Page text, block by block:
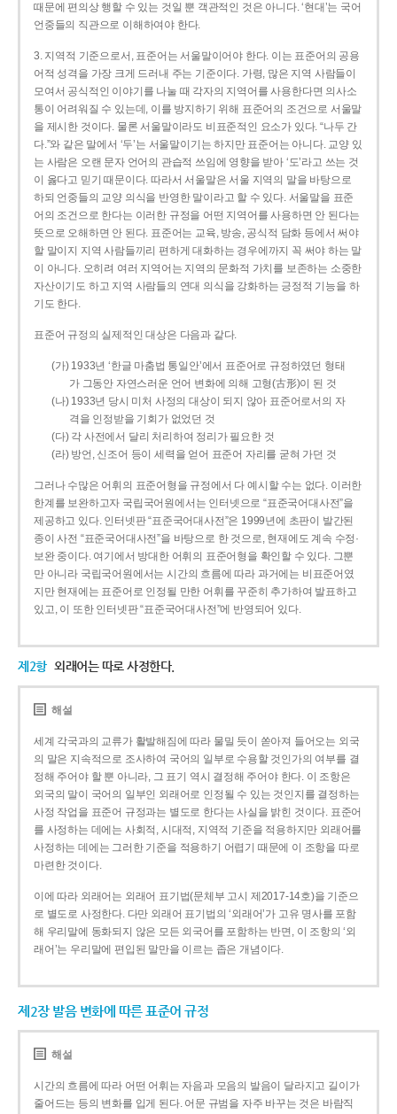
때문에 편의상 행할 수 있는 것일 뿐 객관적인 것은 아니다. ‘현대’는 국어
언중들의 직관으로 이해하여야 한다.
3. 지역적 기준으로서, 표준어는 서울말이어야 한다. 이는 표준어의 공용
어적 성격을 가장 크게 드러내 주는 기준이다. 가령, 많은 지역 사람들이
모여서 공식적인 이야기를 나눌 때 각자의 지역어를 사용한다면 의사소
통이 어려워질 수 있는데, 이를 방지하기 위해 표준어의 조건으로 서울말
을 제시한 것이다. 물론 서울말이라도 비표준적인 요소가 있다. “나두 간
다.”와 같은 말에서 ‘두’는 서울말이기는 하지만 표준어는 아니다. 교양 있
는 사람은 오랜 문자 언어의 관습적 쓰임에 영향을 받아 ‘도’라고 쓰는 것
이 옳다고 믿기 때문이다. 따라서 서울말은 서울 지역의 말을 바탕으로
하되 언중들의 교양 의식을 반영한 말이라고 할 수 있다. 서울말을 표준
어의 조건으로 한다는 이러한 규정을 어떤 지역어를 사용하면 안 된다는
뜻으로 오해하면 안 된다. 표준어는 교육, 방송, 공식적 담화 등에서 써야
할 말이지 지역 사람들끼리 편하게 대화하는 경우에까지 꼭 써야 하는 말
이 아니다. 오히려 여러 지역어는 지역의 문화적 가치를 보존하는 소중한
자산이기도 하고 지역 사람들의 연대 의식을 강화하는 긍정적 기능을 하
기도 한다.
표준어 규정의 실제적인 대상은 다음과 같다.
(가) 1933년 ‘한글 마춤법 통일안’에서 표준어로 규정하였던 형태
가 그동안 자연스러운 언어 변화에 의해 고형(古形)이 된 것
(나) 1933년 당시 미처 사정의 대상이 되지 않아 표준어로서의 자
격을 인정받을 기회가 없었던 것
(다) 각 사전에서 달리 처리하여 정리가 필요한 것
(라) 방언, 신조어 등이 세력을 얻어 표준어 자리를 굳혀 가던 것
그러나 수많은 어휘의 표준어형을 규정에서 다 예시할 수는 없다. 이러한
한계를 보완하고자 국립국어원에서는 인터넷으로 “표준국어대사전”을
제공하고 있다. 인터넷판 “표준국어대사전”은 1999년에 초판이 발간된
종이 사전 “표준국어대사전”을 바탕으로 한 것으로, 현재에도 계속 수정·
보완 중이다. 여기에서 방대한 어휘의 표준어형을 확인할 수 있다. 그뿐
만 아니라 국립국어원에서는 시간의 흐름에 따라 과거에는 비표준어였
지만 현재에는 표준어로 인정될 만한 어휘를 꾸준히 추가하여 발표하고
있고, 이 또한 인터넷판 “표준국어대사전”에 반영되어 있다.
제2항 외래어는 따로 사정한다.
해설
세계 각국과의 교류가 활발해짐에 따라 물밀 듯이 쏟아져 들어오는 외국
의 말은 지속적으로 조사하여 국어의 일부로 수용할 것인가의 여부를 결
정해 주어야 할 뿐 아니라, 그 표기 역시 결정해 주어야 한다. 이 조항은
외국의 말이 국어의 일부인 외래어로 인정될 수 있는 것인지를 결정하는
사정 작업을 표준어 규정과는 별도로 한다는 사실을 밝힌 것이다. 표준어
를 사정하는 데에는 사회적, 시대적, 지역적 기준을 적용하지만 외래어를
사정하는 데에는 그러한 기준을 적용하기 어렵기 때문에 이 조항을 따로
마련한 것이다.
이에 따라 외래어는 외래어 표기법(문체부 고시 제2017-14호)을 기준으
로 별도로 사정한다. 다만 외래어 표기법의 ‘외래어’가 고유 명사를 포함
해 우리말에 동화되지 않은 모든 외국어를 포함하는 반면, 이 조항의 ‘외
래어’는 우리말에 편입된 말만을 이르는 좁은 개념이다.
제2장 발음 변화에 따른 표준어 규정
해설
시간의 흐름에 따라 어떤 어휘는 자음과 모음의 발음이 달라지고 길이가
줄어드는 등의 변화를 입게 된다. 어문 규범을 자주 바꾸는 것은 바람직